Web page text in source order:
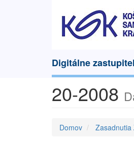
Digitálne
20-2008
Domov Zasadnutia